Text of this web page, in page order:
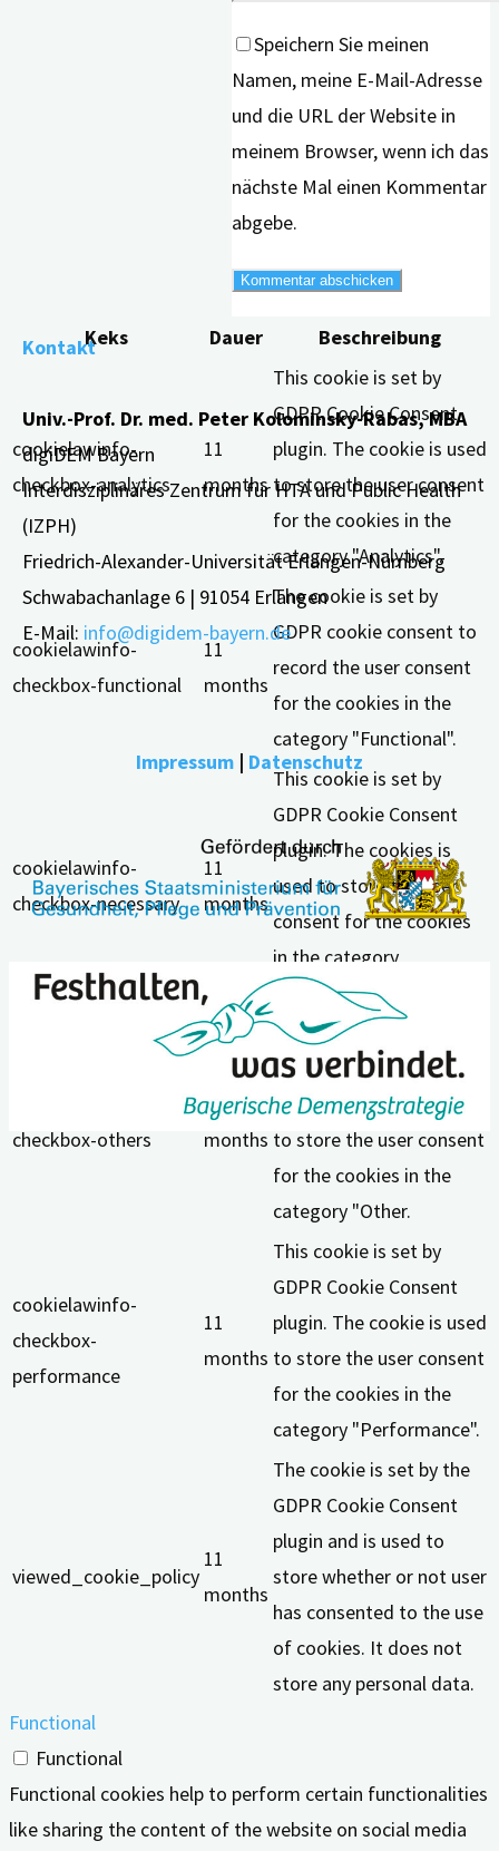
Speichern Sie meinen
Namen, meine E-Mail-Adresse
und die URL der Website in
meinem Browser, wenn ich das
nächste Mal einen Kommentar
abgebe.
Kontakt
Univ.-Prof. Dr. med. Peter Kolominsky-Rabas, MBA
digiDEM Bayern
Interdisziplinäres Zentrum für HTA und Public Health
(IZPH)
Friedrich-Alexander-Universität Erlangen-Nürnberg
Schwabachanlage 6 | 91054 Erlangen
E-Mail: info@digidem-bayern.de
Impressum | Datenschutz
Keks Dauer Beschreibung
cookielawinfo-
checkbox-analytics
11
months
This cookie is set by
GDPR Cookie Consent
plugin. The cookie is used
to store the user consent
for the cookies in the
category "Analytics".
cookielawinfo-
checkbox-functional
11
months
The cookie is set by
GDPR cookie consent to
record the user consent
for the cookies in the
category "Functional".
cookielawinfo-
checkbox-necessary
11
months
This cookie is set by
GDPR Cookie Consent
plugin. The cookies is
used to store the user
consent for the cookies
in the category
"Necessary".
checkbox-others
11
months
This cookie is set by
GDPR Cookie Consent
plugin. The cookie is used
to store the user consent
for the cookies in the
category "Other.
cookielawinfo-
checkbox-
performance
11
months
This cookie is set by
GDPR Cookie Consent
plugin. The cookie is used
to store the user consent
for the cookies in the
category "Performance".
viewed_cookie_policy
11
months
The cookie is set by the
GDPR Cookie Consent
plugin and is used to
store whether or not user
has consented to the use
of cookies. It does not
store any personal data.
Functional
Functional
Functional cookies help to perform certain functionalities
like sharing the content of the website on social media